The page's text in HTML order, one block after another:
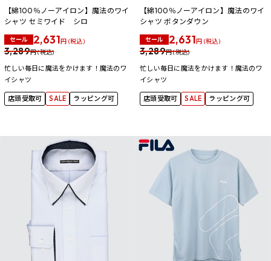
【綿100％ノーアイロン】魔法のワイ
シャツ セミワイド シロ
セール 2,631円 (税込)
3,289円 (税込)
忙しい毎日に魔法をかけます！魔法のワ
イシャツ
店頭受取可 SALE ラッピング可
【綿100％ノーアイロン】魔法のワイ
シャツ ボタンダウン
セール 2,631円 (税込)
3,289円 (税込)
忙しい毎日に魔法をかけます！魔法のワ
イシャツ
店頭受取可 SALE ラッピング可